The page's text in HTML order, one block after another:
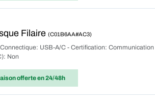
Filaire (C01B6AA#AC3)
USB-A/C - Certification:
Non
offerteen 24/48h